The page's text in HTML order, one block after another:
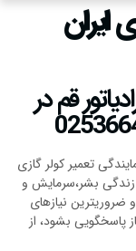
ایران
قم در
تعمیر کولر گازی
زندگی بشر،سرمایش و
نیازهای
پاسخگویی بشود، از